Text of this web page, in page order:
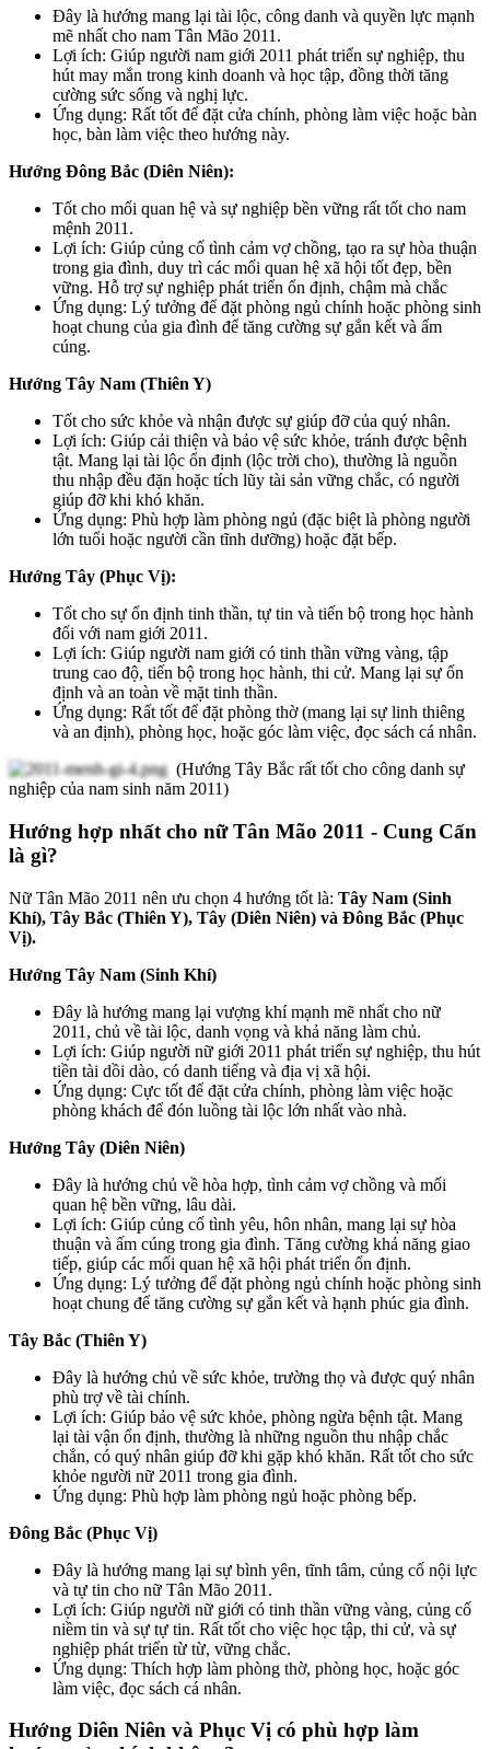
Đây là hướng mang lại tài lộc, công danh và quyền lực mạnh
mẽ nhất cho nam Tân Mão 2011.
Lợi ích: Giúp người nam giới 2011 phát triển sự nghiệp, thu
hút may mắn trong kinh doanh và học tập, đồng thời tăng
cường sức sống và nghị lực.
Ứng dụng: Rất tốt để đặt cửa chính, phòng làm việc hoặc bàn
học, bàn làm việc theo hướng này.
Hướng Đông Bắc (Diên Niên):
Tốt cho mối quan hệ và sự nghiệp bền vững rất tốt cho nam
mệnh 2011.
Lợi ích: Giúp củng cố tình cảm vợ chồng, tạo ra sự hòa thuận
trong gia đình, duy trì các mối quan hệ xã hội tốt đẹp, bền
vững. Hỗ trợ sự nghiệp phát triển ổn định, chậm mà chắc
Ứng dụng: Lý tưởng để đặt phòng ngủ chính hoặc phòng sinh
hoạt chung của gia đình để tăng cường sự gắn kết và ấm
cúng.
Hướng Tây Nam (Thiên Y)
Tốt cho sức khỏe và nhận được sự giúp đỡ của quý nhân.
Lợi ích: Giúp cải thiện và bảo vệ sức khỏe, tránh được bệnh
tật. Mang lại tài lộc ổn định (lộc trời cho), thường là nguồn
thu nhập đều đặn hoặc tích lũy tài sản vững chắc, có người
giúp đỡ khi khó khăn.
Ứng dụng: Phù hợp làm phòng ngủ (đặc biệt là phòng người
lớn tuổi hoặc người cần tĩnh dưỡng) hoặc đặt bếp.
Hướng Tây (Phục Vị):
Tốt cho sự ổn định tinh thần, tự tin và tiến bộ trong học hành
đối với nam giới 2011.
Lợi ích: Giúp người nam giới có tinh thần vững vàng, tập
trung cao độ, tiến bộ trong học hành, thi cử. Mang lại sự ổn
định và an toàn về mặt tinh thần.
Ứng dụng: Rất tốt để đặt phòng thờ (mang lại sự linh thiêng
và an định), phòng học, hoặc góc làm việc, đọc sách cá nhân.
(Hướng Tây Bắc rất tốt cho công danh sự
nghiệp của nam sinh năm 2011)
Hướng hợp nhất cho nữ Tân Mão 2011 - Cung Cấn
là gì?
Nữ Tân Mão 2011 nên ưu chọn 4 hướng tốt là: Tây Nam (Sinh
Khí), Tây Bắc (Thiên Y), Tây (Diên Niên) và Đông Bắc (Phục
Vị).
Hướng Tây Nam (Sinh Khí)
Đây là hướng mang lại vượng khí mạnh mẽ nhất cho nữ
2011, chủ về tài lộc, danh vọng và khả năng làm chủ.
Lợi ích: Giúp người nữ giới 2011 phát triển sự nghiệp, thu hút
tiền tài dồi dào, có danh tiếng và địa vị xã hội.
Ứng dụng: Cực tốt để đặt cửa chính, phòng làm việc hoặc
phòng khách để đón luồng tài lộc lớn nhất vào nhà.
Hướng Tây (Diên Niên)
Đây là hướng chủ về hòa hợp, tình cảm vợ chồng và mối
quan hệ bền vững, lâu dài.
Lợi ích: Giúp củng cố tình yêu, hôn nhân, mang lại sự hòa
thuận và ấm cúng trong gia đình. Tăng cường khả năng giao
tiếp, giúp các mối quan hệ xã hội phát triển ổn định.
Ứng dụng: Lý tưởng để đặt phòng ngủ chính hoặc phòng sinh
hoạt chung để tăng cường sự gắn kết và hạnh phúc gia đình.
Tây Bắc (Thiên Y)
Đây là hướng chủ về sức khỏe, trường thọ và được quý nhân
phù trợ về tài chính.
Lợi ích: Giúp bảo vệ sức khỏe, phòng ngừa bệnh tật. Mang
lại tài vận ổn định, thường là những nguồn thu nhập chắc
chắn, có quý nhân giúp đỡ khi gặp khó khăn. Rất tốt cho sức
khỏe người nữ 2011 trong gia đình.
Ứng dụng: Phù hợp làm phòng ngủ hoặc phòng bếp.
Đông Bắc (Phục Vị)
Đây là hướng mang lại sự bình yên, tĩnh tâm, củng cố nội lực
và tự tin cho nữ Tân Mão 2011.
Lợi ích: Giúp người nữ giới có tinh thần vững vàng, củng cố
niềm tin và sự tự tin. Rất tốt cho việc học tập, thi cử, và sự
nghiệp phát triển từ từ, vững chắc.
Ứng dụng: Thích hợp làm phòng thờ, phòng học, hoặc góc
làm việc, đọc sách cá nhân.
Hướng Diên Niên và Phục Vị có phù hợp làm